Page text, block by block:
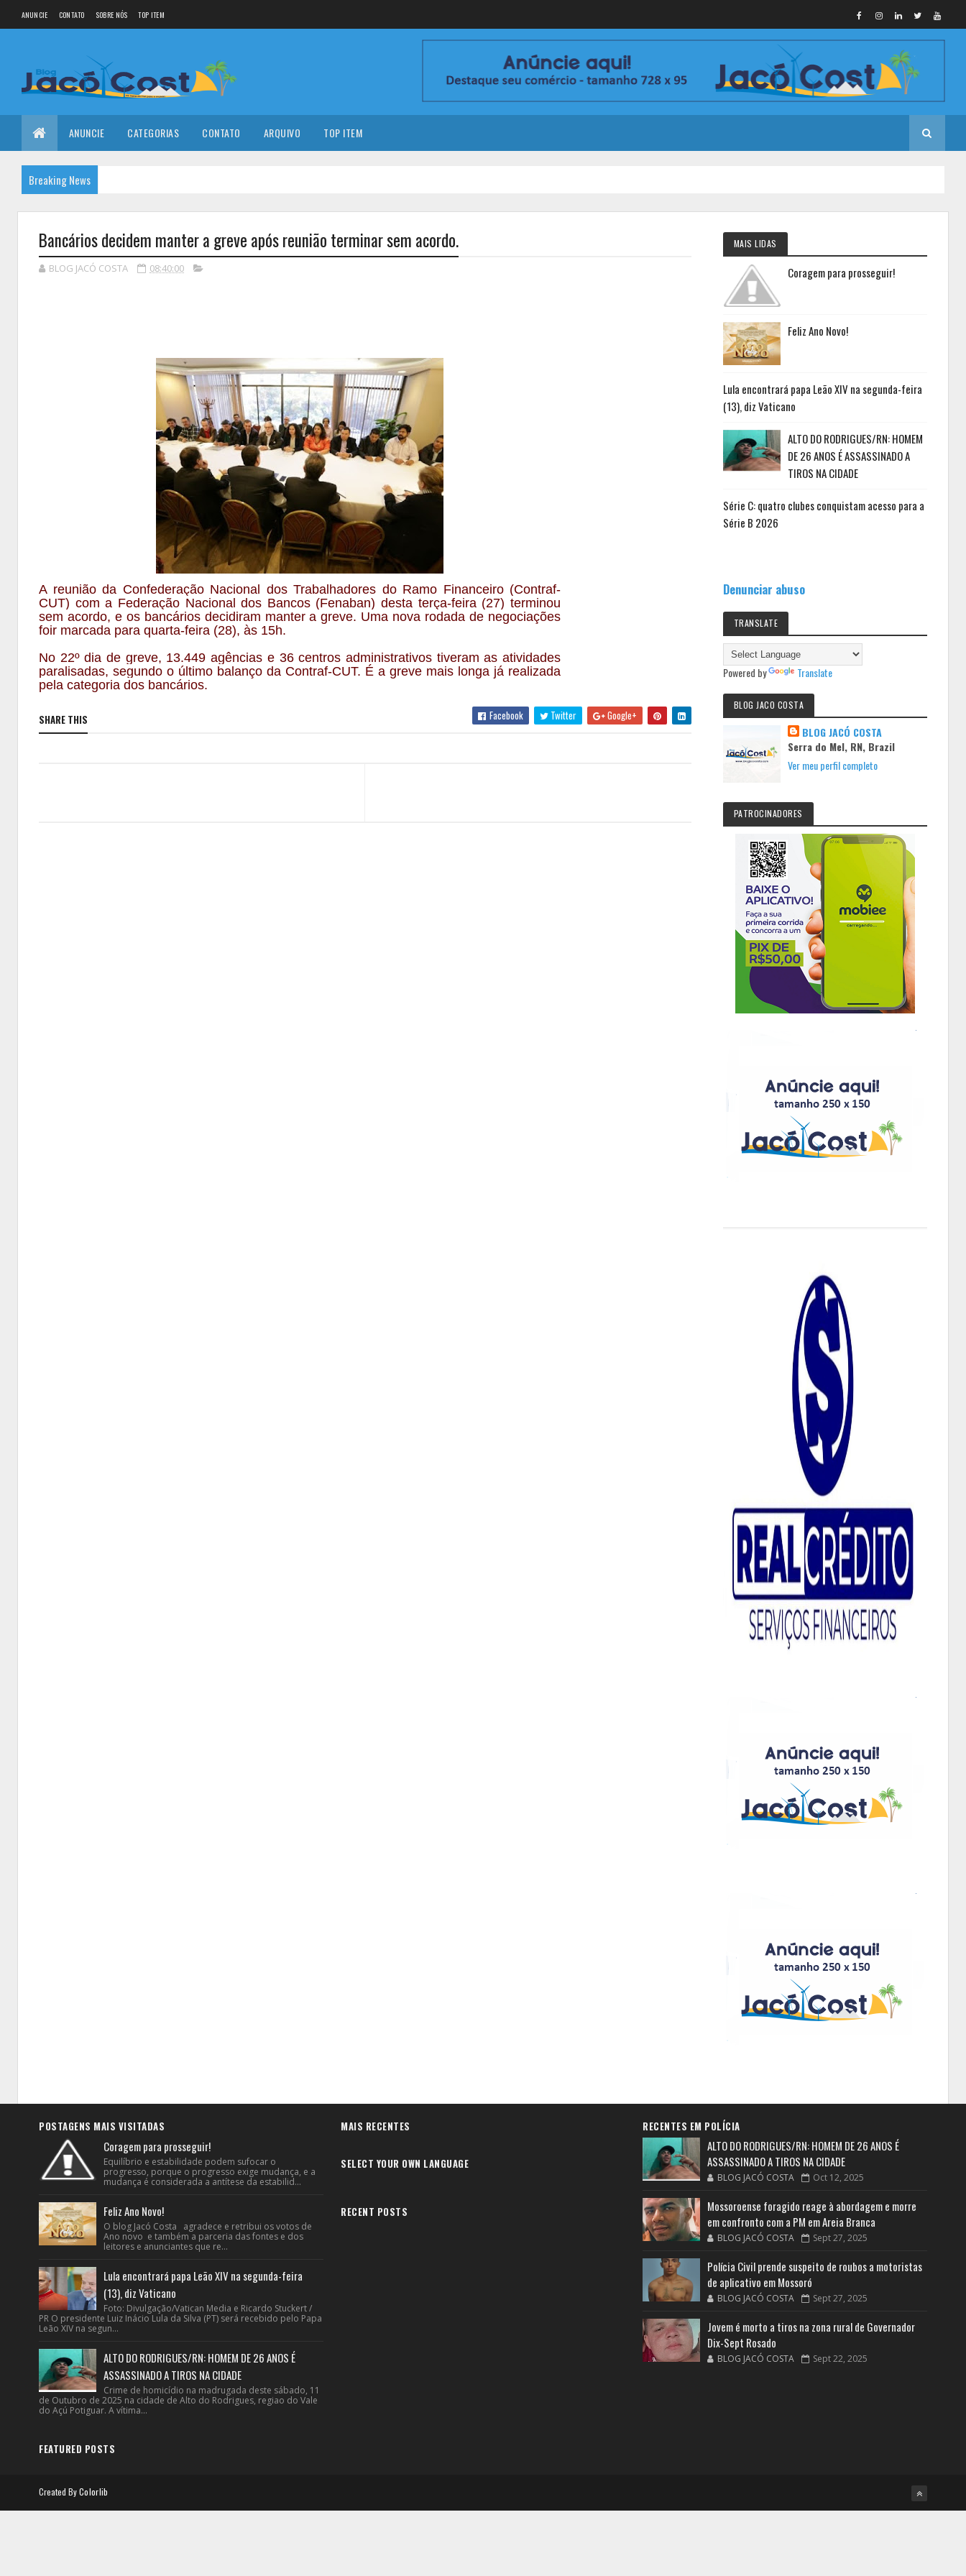
ANUNCIE CONTATO SOBRE NÓS TOP ITEM
ANUNCIE CATEGORIAS CONTATO ARQUIVO TOP ITEM
Breaking News
Bancários decidem manter a greve após reunião terminar sem acordo.
BLOG JACÓ COSTA 08:40:00
A reunião da Confederação Nacional dos Trabalhadores do Ramo Financeiro (Contraf-
CUT) com a Federação Nacional dos Bancos (Fenaban) desta terça-feira (27) terminou
sem acordo, e os bancários decidiram manter a greve. Uma nova rodada de negociações
foir marcada para quarta-feira (28), às 15h.
No 22º dia de greve, 13.449 agências e 36 centros administrativos tiveram as atividades
paralisadas, segundo o último balanço da Contraf-CUT. É a greve mais longa já realizada
pela categoria dos bancários.
SHARE THIS Facebook Twitter Google+
MAIS LIDAS
Coragem para prosseguir!
Feliz Ano Novo!
Lula encontrará papa Leão XIV na segunda-feira
(13), diz Vaticano
ALTO DO RODRIGUES/RN: HOMEM
DE 26 ANOS É ASSASSINADO A
TIROS NA CIDADE
Série C: quatro clubes conquistam acesso para a
Série B 2026
Denunciar abuso
TRANSLATE
Powered by Translate
BLOG JACO COSTA
BLOG JACÓ COSTA
Serra do Mel, RN, Brazil
Ver meu perfil completo
PATROCINADORES
POSTAGENS MAIS VISITADAS
Coragem para prosseguir!
Equilíbrio e estabilidade podem sufocar o
progresso, porque o progresso exige mudança, e a
mudança é considerada a antítese da estabilid...
Feliz Ano Novo!
O blog Jacó Costa agradece e retribui os votos de
Ano novo e também a parceria das fontes e dos
leitores e anunciantes que re...
Lula encontrará papa Leão XIV na segunda-feira
(13), diz Vaticano
Foto: Divulgação/Vatican Media e Ricardo Stuckert /
PR O presidente Luiz Inácio Lula da Silva (PT) será recebido pelo Papa
Leão XIV na segun...
ALTO DO RODRIGUES/RN: HOMEM DE 26 ANOS É
ASSASSINADO A TIROS NA CIDADE
Crime de homicídio na madrugada deste sábado, 11
de Outubro de 2025 na cidade de Alto do Rodrigues, regiao do Vale
do Açú Potiguar. A vítima...
FEATURED POSTS
MAIS RECENTES
SELECT YOUR OWN LANGUAGE
RECENT POSTS
RECENTES EM POLÍCIA
ALTO DO RODRIGUES/RN: HOMEM DE 26 ANOS É
ASSASSINADO A TIROS NA CIDADE
BLOG JACÓ COSTA Oct 12, 2025
Mossoroense foragido reage à abordagem e morre
em confronto com a PM em Areia Branca
BLOG JACÓ COSTA Sept 27, 2025
Polícia Civil prende suspeito de roubos a motoristas
de aplicativo em Mossoró
BLOG JACÓ COSTA Sept 27, 2025
Jovem é morto a tiros na zona rural de Governador
Dix-Sept Rosado
BLOG JACÓ COSTA Sept 22, 2025
Created ByColorlib